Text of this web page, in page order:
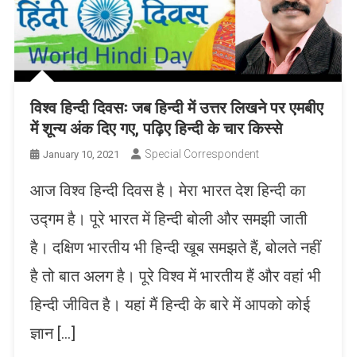
विश्व हिन्दी दिवसः जब हिन्दी में उत्तर लिखने पर एमबीए
में शून्य अंक दिए गए, पढ़िए हिन्दी के चार किस्से
January 10, 2021 Special Correspondent
आज विश्व हिन्दी दिवस है। मेरा भारत देश हिन्दी का
उद्गम है। पूरे भारत में हिन्दी बोली और समझी जाती
है। दक्षिण भारतीय भी हिन्दी खूब समझते हैं, बोलते नहीं
है तो बात अलग है। पूरे विश्व में भारतीय हैं और वहां भी
हिन्दी जीवित है। यहां मैं हिन्दी के बारे में आपको कोई
ज्ञान […]